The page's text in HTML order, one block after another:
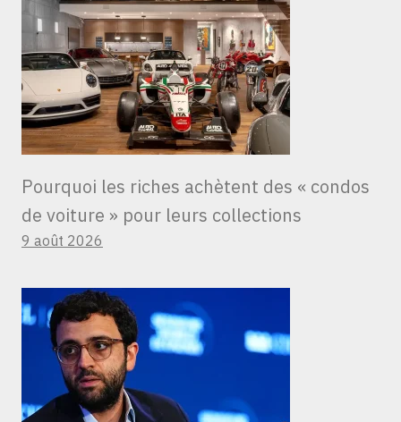
Pourquoi les riches achètent des « condos
de voiture » ​​pour leurs collections
9 août 2026